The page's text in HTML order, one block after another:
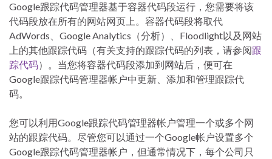
Google跟踪代码管理器基于容器代码段运行，您需要将该
代码段放在所有的网站网页上。容器代码段将取代
AdWords、Google Analytics（分析）、Floodlight以及网站
上的其他跟踪代码（有关支持的跟踪代码的列表，请参阅跟
踪代码）。当您将容器代码段添加到网站后，便可在
Google跟踪代码管理器帐户中更新、添加和管理跟踪代
码。
您可以利用Google跟踪代码管理器帐户管理一个或多个网
站的跟踪代码。尽管您可以通过一个Google帐户设置多个
Google跟踪代码管理器帐户，但通常情况下，每个公司只